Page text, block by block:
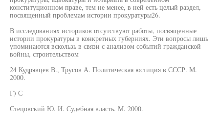
конституционном праве, тем не менее, в ней есть целый раздел,
посвященный проблемам истории прокуратуры26.
В исследованиях историков отсутствуют работы, посвященные
истории прокуратуры в конкретных губерниях. Эти вопросы лишь
упоминаются вскользь в связи с анализом событий гражданской
войны, строительством
24 Кудрявцев В., Трусов А. Политическая юстиция в СССР. М.
2000.
Г) С
Стецовский Ю. И. Судебная власть. М. 2000.